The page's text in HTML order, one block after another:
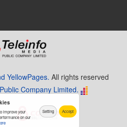
YellowPages. All rights reserved
Company Limited.
improve your
on our
Setting Accept